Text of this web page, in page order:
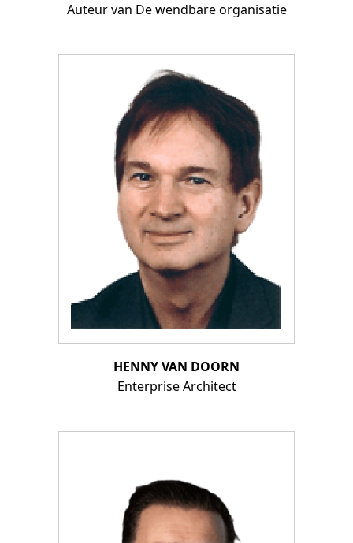
Auteur van De wendbare organisatie
HENNY VAN DOORN
Enterprise Architect